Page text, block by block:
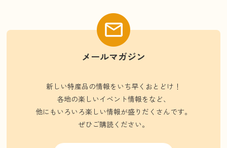
メールマガジン
新しい特産品の情報をいち早くおとどけ！
各地の楽しいイベント情報をなど、
他にもいろいろ楽しい情報が盛りだくさんです。
ぜひご購読ください。